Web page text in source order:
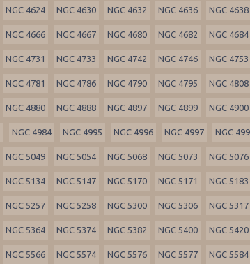
NGC 4624 NGC 4630 NGC 4632 NGC 4636 NGC 4638
NGC 4666 NGC 4667 NGC 4680 NGC 4682 NGC 4684
NGC 4731 NGC 4733 NGC 4742 NGC 4746 NGC 4753
NGC 4781 NGC 4786 NGC 4790 NGC 4795 NGC 4808
NGC 4880 NGC 4888 NGC 4897 NGC 4899 NGC 4900
NGC 4984 NGC 4995 NGC 4996 NGC 4997 NGC
NGC 5049 NGC 5054 NGC 5068 NGC 5073 NGC 5076
NGC 5134 NGC 5147 NGC 5170 NGC 5171 NGC 5183
NGC 5257 NGC 5258 NGC 5300 NGC 5306 NGC 5317
NGC 5364 NGC 5374 NGC 5382 NGC 5400 NGC 5420
NGC 5566 NGC 5574 NGC 5576 NGC 5577 NGC 5584